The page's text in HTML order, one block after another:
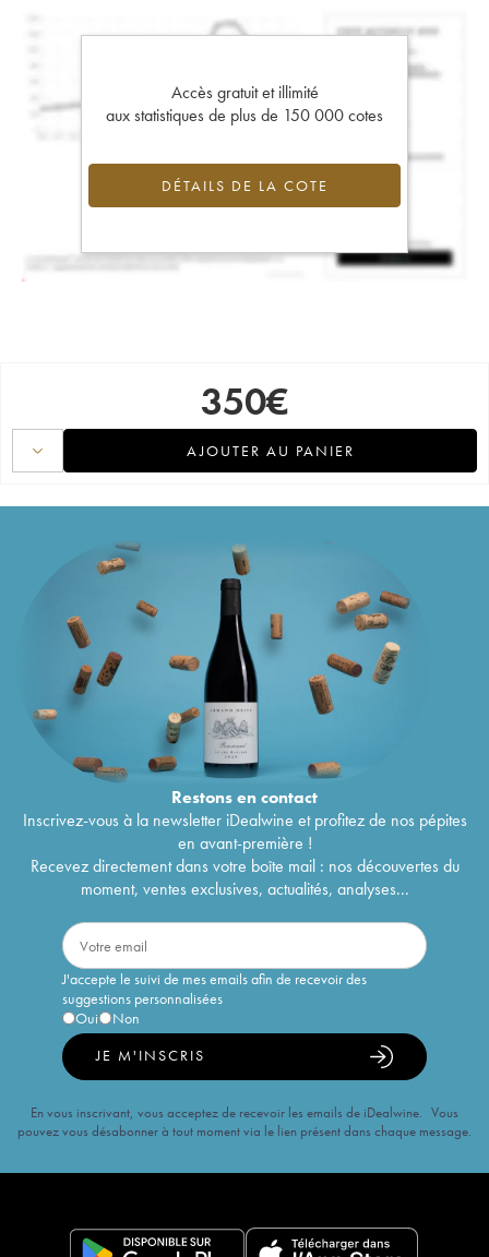
Accès gratuit et illimité
aux statistiques de plus de 150 000 cotes
DÉTAILS DE LA COTE
350€
AJOUTER AU PANIER
Restons encontact
Inscrivez-vous à la newsletter iDealwine et profitez de nos pépites
en avant-première !
Recevez directement dans votre boîte mail : nos découvertes du
moment, ventes exclusives, actualités, analyses...
J'accepte le suivi de mes emails afin de recevoir des
suggestions personnalisées
Oui
Non
JE M'INSCRIS
En vous inscrivant, vous acceptez de recevoir les emails de iDealwine. Vous
pouvez vous désabonner à tout moment via le lien présent dans chaque message.